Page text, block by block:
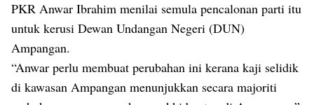
PKR Anwar Ibrahim menilai semula pencalonan parti itu
untuk kerusi Dewan Undangan Negeri (DUN)
Ampangan.
“Anwar perlu membuat perubahan ini kerana kaji selidik
di kawasan Ampangan menunjukkan secara majoriti